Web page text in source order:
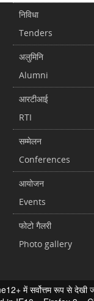
निविधा
Tenders
अलुमिनि
Alumni
आरटीआई
RTI
सम्मेलन
Conferences
आयोजन
Events
फोटो गैलरी
Photo gallery
में सर्वोत्तम रूप से देखी